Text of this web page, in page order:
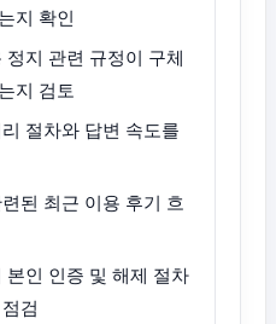
지 확인
지 관련 규정이 구체
지 검토
절차와 답변 속도를
된 최근 이용 후기 흐
본인 인증 및 해제 절차
검